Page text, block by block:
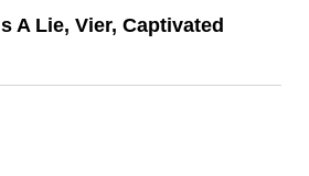
A Lie, Vier, Captivated